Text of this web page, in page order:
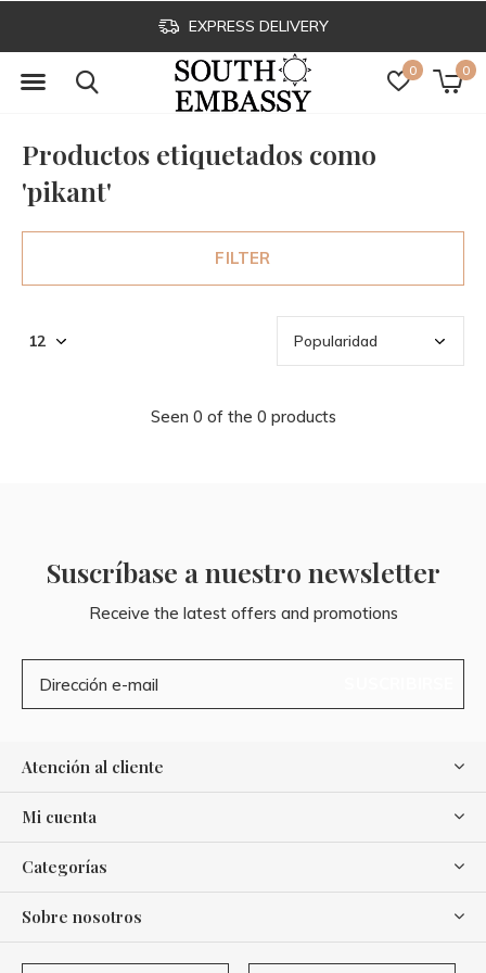
0 0
EXPRESS DELIVERY
Productos etiquetados como
'pikant'
FILTER
Seen 0 of the 0 products
Suscríbase a nuestro newsletter
Receive the latest offers and promotions
Atención al cliente
Mi cuenta
Categorías
Sobre nosotros